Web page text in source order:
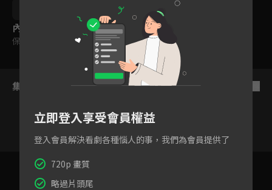
內容標籤
保護級
集數列表
8
立即登入享受會員權益
登入會員解決看劇各種惱人的事，我們為會員提供了
720p 畫質
略過片頭尾